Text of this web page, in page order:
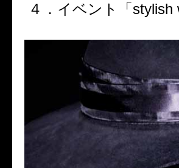
４．イベント「 stylish